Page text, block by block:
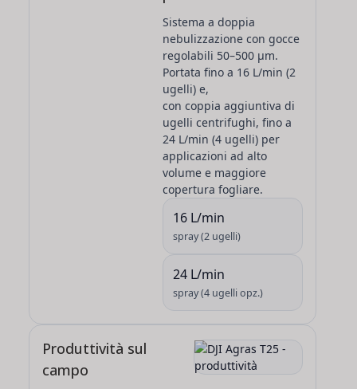
Sistema a doppia
nebulizzazione con gocce
regolabili 50–500 μm.
Portata fino a 16 L/min (2
ugelli) e,
con coppia aggiuntiva di
ugelli centrifughi, fino a
24 L/min (4 ugelli) per
applicazioni ad alto
volume e maggiore
copertura fogliare.
16 L/min
spray (2 ugelli)
24 L/min
spray (4 ugelli opz.)
Produttività sul
campo